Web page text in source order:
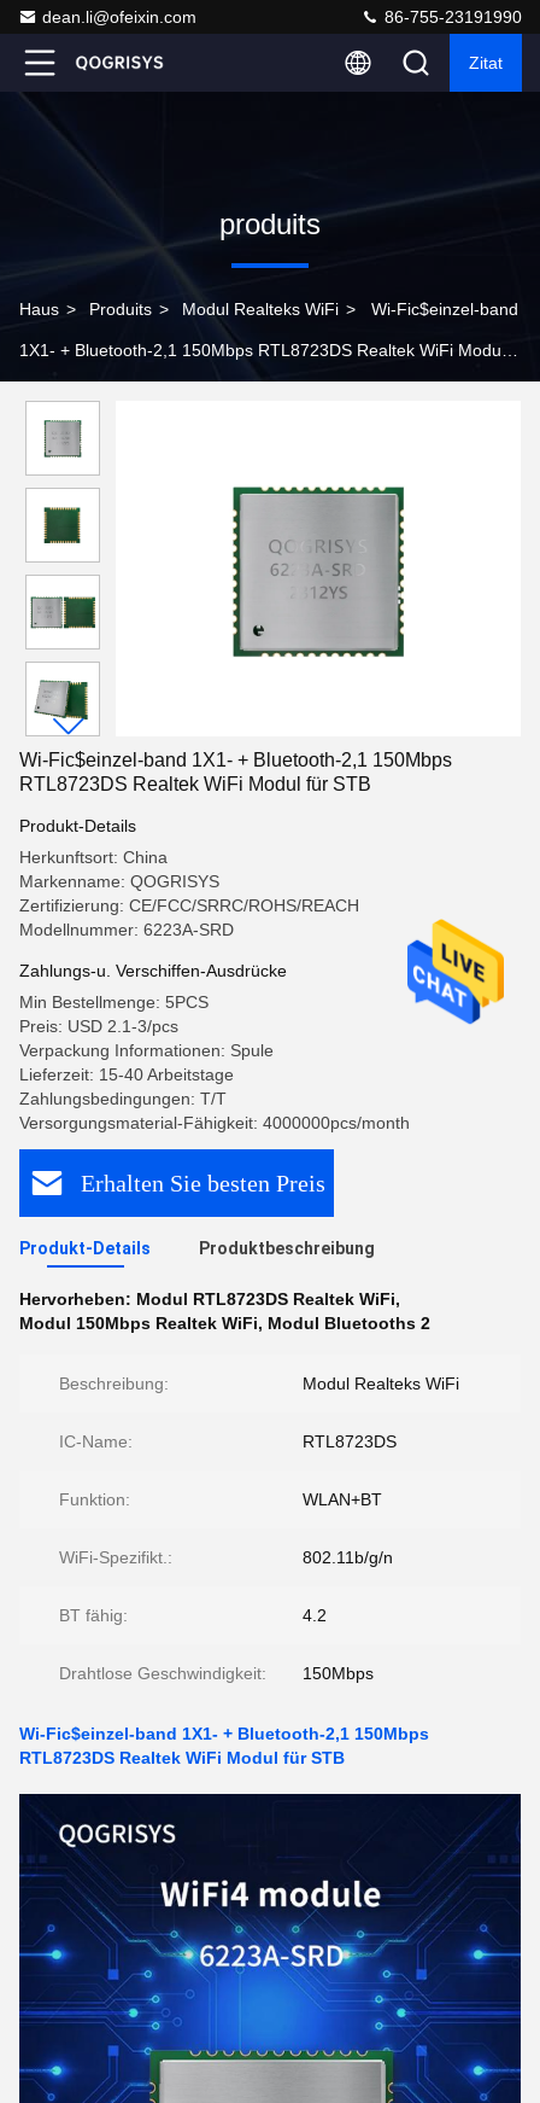
dean.li@ofeixin.com 86-755-23191990
Zitat
produits
Haus > Produits > Modul Realteks WiFi > Wi-Fic$einzel-band
1X1- + Bluetooth-2,1 150Mbps RTL8723DS Realtek WiFi Modul
Wi-Fic$einzel-band 1X1- + Bluetooth-2,1 150Mbps
RTL8723DS Realtek WiFi Modul für STB
Produkt-Details
Herkunftsort: China
Markenname: QOGRISYS
Zertifizierung: CE/FCC/SRRC/ROHS/REACH
Modellnummer: 6223A-SRD
Zahlungs-u. Verschiffen-Ausdrücke
Min Bestellmenge: 5PCS
Preis: USD 2.1-3/pcs
Verpackung Informationen: Spule
Lieferzeit: 15-40 Arbeitstage
Zahlungsbedingungen: T/T
Versorgungsmaterial-Fähigkeit: 4000000pcs/month
Erhalten Sie besten Preis
Produkt-Details Produktbeschreibung
Hervorheben: Modul RTL8723DS Realtek WiFi,
Modul 150Mbps Realtek WiFi, Modul Bluetooths 2
Beschreibung: Modul Realteks WiFi
IC-Name: RTL8723DS
Funktion: WLAN+BT
WiFi-Spezifikt.: 802.11b/g/n
BT fähig: 4.2
Drahtlose Geschwindigkeit: 150Mbps
Wi-Fic$einzel-band 1X1- + Bluetooth-2,1 150Mbps
RTL8723DS Realtek WiFi Modul für STB